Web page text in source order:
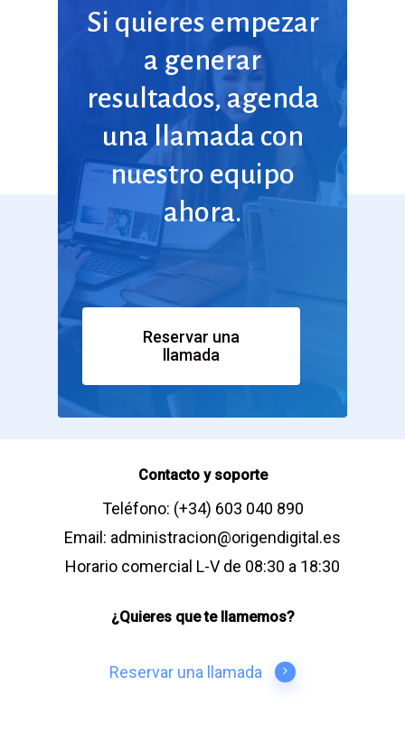
Si quieres empezar
a generar
resultados, agenda
una llamada con
nuestro equipo
ahora.
Reservar una
llamada
Contacto y soporte
Teléfono: (+34) 603 040 890
Email: administracion@origendigital.es
Horario comercial L-V de 08:30 a 18:30
¿Quieres que te llamemos?
Reservar una llamada